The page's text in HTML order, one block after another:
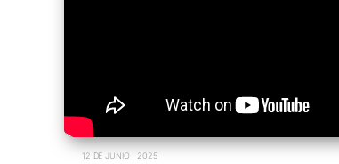
12 DE JUNIO | 2025